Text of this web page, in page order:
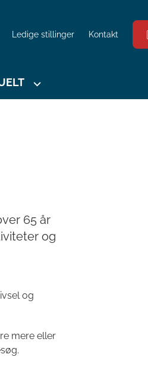
Ledige stillinger Kontakt
65 år
og
og
mere eller